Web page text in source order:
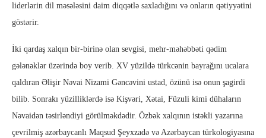
liderlərin dil məsələsini daim diqqətlə saxladığını və onların qətiyyətini
göstərir.
İki qardaş xalqın bir-birinə olan sevgisi, mehr-məhəbbəti qədim
gələnəklər üzərində boy verib. XV yüzildə türkcənin bayrağını ucalara
qaldıran Əlişir Nəvai Nizami Gəncəvini ustad, özünü isə onun şagirdi
bilib. Sonrakı yüzilliklərdə isə Kişvəri, Xətai, Füzuli kimi dühaların
Nəvaidən təsirləndiyi görülməkdədir. Özbək xalqının istəkli yazarına
çevrilmiş azərbaycanlı Maqsud Şeyxzadə və Azərbaycan türkologiyasına